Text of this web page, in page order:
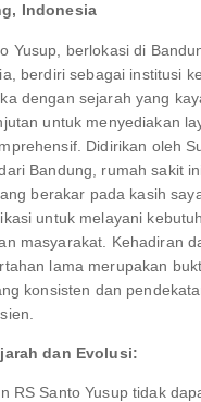
Indonesia
Yusup, berlokasi di
berdiri sebagai institusi
dengan sejarah yang
untuk menyediakan
Didirikan oleh
Bandung, rumah sakit
berakar pada kasih
untuk melayani
masyarakat. Kehadiran
lama merupakan
konsisten dan
dan Evolusi:
RS Santo Yusup tidak